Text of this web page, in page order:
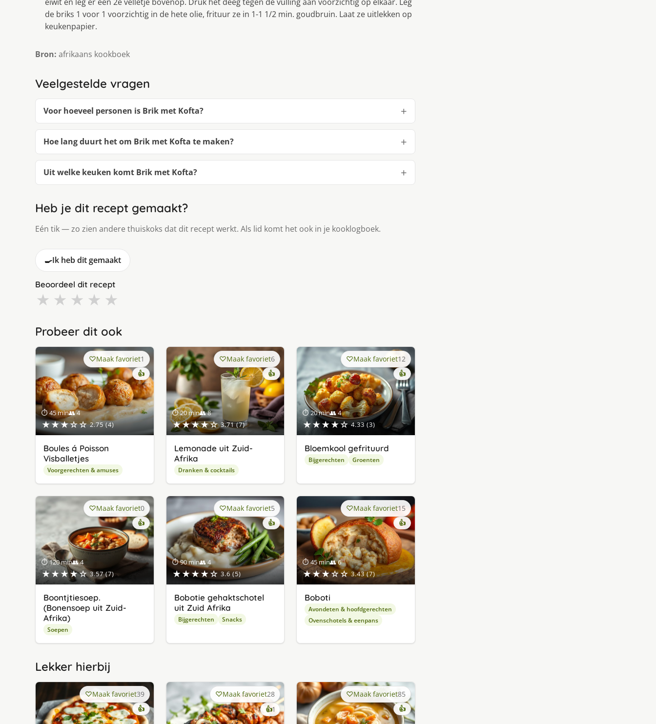
de briks 1 voor 1 voorzichtig in de hete olie, frituur ze in 1-1 1/2 min. goudbruin. Laat ze uitlekken op
keukenpapier.
Bron: afrikaans kookboek
Veelgestelde vragen
Voor hoeveel personen is Brik met Kofta?
Hoe lang duurt het om Brik met Kofta te maken?
Uit welke keuken komt Brik met Kofta?
Heb je dit recept gemaakt?
Eén tik — zo zien andere thuiskoks dat dit recept werkt. Als lid komt het ook in je kooklogboek.
🍳Ik heb dit gemaakt
Beoordeel dit recept
★ ★ ★ ★ ★
Probeer dit ook
⏱ 45 min👥 4
★★★☆☆ 2.75 (4)
Maak favoriet1
👍
Boules á Poisson
Visballetjes
Voorgerechten & amuses
⏱ 20 min👥 8
★★★★☆ 3.71 (7)
Maak favoriet6
👍
Lemonade uit Zuid-
Afrika
Dranken & cocktails
⏱ 20 min👥 4
★★★★☆ 4.33 (3)
Maak favoriet12
👍
Bloemkool gefrituurd
Bijgerechten Groenten
⏱ 120 min👥 4
★★★★☆ 3.57 (7)
Maak favoriet0
👍
Boontjtiesoep.
(Bonensoep uit Zuid-
Afrika)
Soepen
⏱ 90 min👥 4
★★★★☆ 3.6 (5)
Maak favoriet5
👍
Bobotie gehaktschotel
uit Zuid Afrika
Bijgerechten Snacks
⏱ 45 min👥 6
★★★☆☆ 3.43 (7)
Maak favoriet15
👍
Boboti
Avondeten & hoofdgerechten
Ovenschotels & eenpans
Lekker hierbij
Maak favoriet39
👍
Maak favoriet28
👍1 keer
lekker
Maak favoriet85
👍